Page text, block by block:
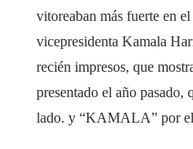
vitoreaban más fuerte en
vicepresidenta Kamala
recién impresos, que
presentado el año
lado. y “KAMALA” por